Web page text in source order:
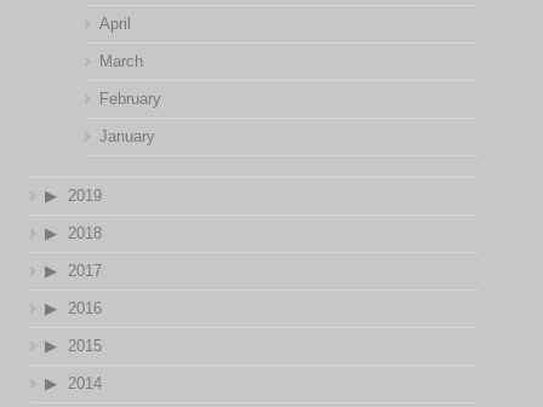
April
March
February
January
2019
2018
2017
2016
2015
2014